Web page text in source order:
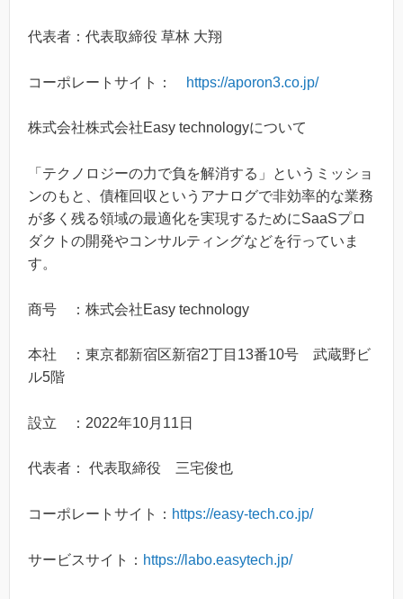
代表者：代表取締役 草林 大翔
コーポレートサイト： https://aporon3.co.jp/
株式会社株式会社Easy technologyについて
「テクノロジーの力で負を解消する」というミッショ
ンのもと、債権回収というアナログで非効率的な業務
が多く残る領域の最適化を実現するためにSaaSプロ
ダクトの開発やコンサルティングなどを行っていま
す。
商号 ：株式会社Easy technology
本社 ：東京都新宿区新宿2丁目13番10号 武蔵野ビ
ル5階
設立 ：2022年10月11日
代表者： 代表取締役 三宅俊也
コーポレートサイト： https://easy-tech.co.jp/
サービスサイト： https://labo.easytech.jp/